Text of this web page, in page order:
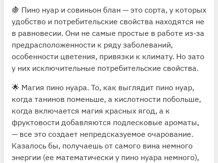
🍇 Пино нуар и совиньон блан — это сорта, у которых
удобство и потребительские свойства находятся не
в равновесии. Они не самые простые в работе из-за
предрасположенности к ряду заболеваний,
особенности цветения, привязки к климату. Но зато
у них исключительные потребительские свойства.
🌟 Магия пино нуара. То, как выглядит пино нуар,
когда танинов поменьше, а кислотности побольше,
когда включается магия красных ягод, а к
фруктовости добавляются подлесковые ароматы,
— все это создает непредсказуемое очарование.
Казалось бы, получаешь от самого вина немного
энергии (ее математически у пино нуара немного),